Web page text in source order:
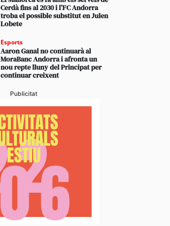
Cerdà fins al 2030 i l’FC Andorra
troba el possible substitut en Julen
Lobete
Esports
Aaron Ganal no continuarà al
MoraBanc Andorra i afronta un
nou repte lluny del Principat per
continuar creixent
Publicitat